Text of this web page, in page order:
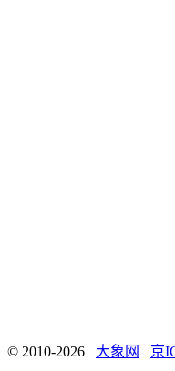
© 2010-2026 大象网 京